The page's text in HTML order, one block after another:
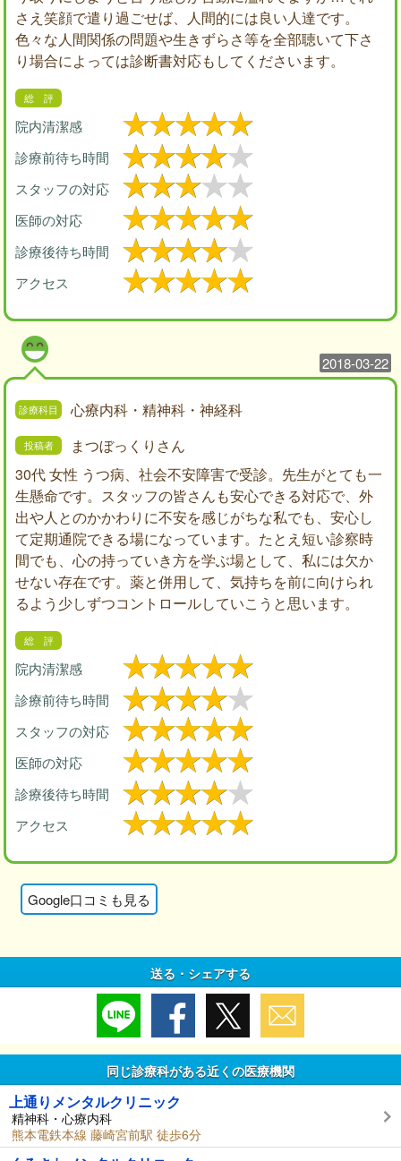
さえ笑顔で遣り過ごせば、人間的には良い人達です。
色々な人間関係の問題や生きずらさ等を全部聴いて下さ
り場合によっては診断書対応もしてくださいます。
院内清潔感
診療前待ち時間
スタッフの対応
医師の対応
診療後待ち時間
アクセス
2018-03-22
心療内科・精神科・神経科
まつぼっくりさん
30代 女性 うつ病、社会不安障害で受診。先生がとても一
生懸命です。スタッフの皆さんも安心できる対応で、外
出や人とのかかわりに不安を感じがちな私でも、安心し
て定期通院できる場になっています。たとえ短い診察時
間でも、心の持っていき方を学ぶ場として、私には欠か
せない存在です。薬と併用して、気持ちを前に向けられ
るよう少しずつコントロールしていこうと思います。
院内清潔感
診療前待ち時間
スタッフの対応
医師の対応
診療後待ち時間
アクセス
Google口コミも見る
送る・シェアする
同じ診療科がある近くの医療機関
上通りメンタルクリニック
精神科・心療内科
熊本電鉄本線 藤崎宮前駅 徒歩6分